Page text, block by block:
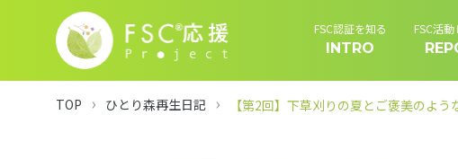
FSC認証を知る
INTRO
FSC活
TOP ひとり森再生日記 【第2回】下草刈りの夏とご褒美のよう